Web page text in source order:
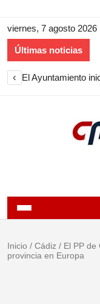
viernes, 7 agosto 2026
Últimas noticias
‹
Inicio / Cádiz / El PP de
provincia en Europa